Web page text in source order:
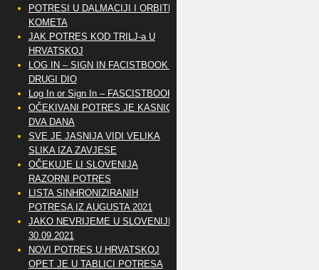
POTRESI U DALMACIJI I ORBITE
KOMETA
JAK POTRES KOD TRILJ-a U
HRVATSKOJ
LOG IN – SIGN IN FACISTBOOK –
DRUGI DIO
Log In or Sign In – FASCISTBOOK
OČEKIVANI POTRES JE KASNIO
DVA DANA
SVE JE JASNIJA VIDI VELIKA
SLIKA IZA ZAVJESE
OČEKUJE LI SLOVENIJA
RAZORNI POTRES
LISTA SINHRONIZIRANIH
POTRESA IZ AUGUSTA 2021
JAKO NEVRIJEME U SLOVENIJI
30.09.2021
NOVI POTRES U HRVATSKOJ
OPET JE U TABLICI POTRESA